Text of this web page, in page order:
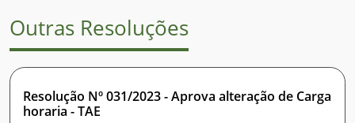
Outras Resoluções
Resolução Nº 031/2023 - Aprova alteração de Carga
horaria - TAE